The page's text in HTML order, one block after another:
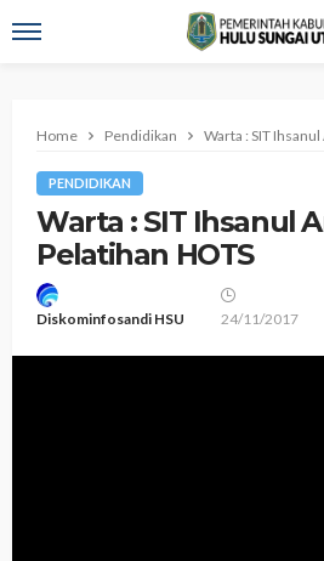
Home Pendidikan Warta : SIT
PENDIDIKAN
Warta : SIT Ihsanul
Pelatihan HOTS
Diskominfosandi HSU 24/11/2017